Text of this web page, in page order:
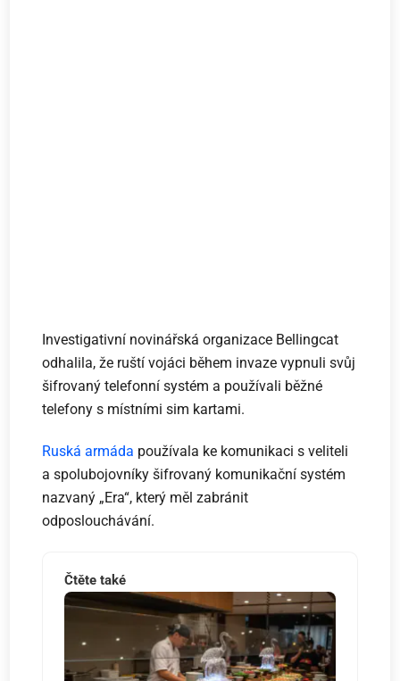
Investigativní novinářská organizace Bellingcat
odhalila, že ruští vojáci během invaze vypnuli svůj
šifrovaný telefonní systém a používali běžné
telefony s místními sim kartami.
Ruská armáda používala ke komunikaci s veliteli
a spolubojovníky šifrovaný komunikační systém
nazvaný „Era“, který měl zabránit
odposlouchávání.
Čtěte také